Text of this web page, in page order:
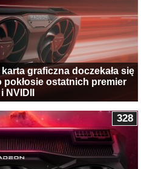
graficzna doczekała się
ostatnich premier
NVIDII
328